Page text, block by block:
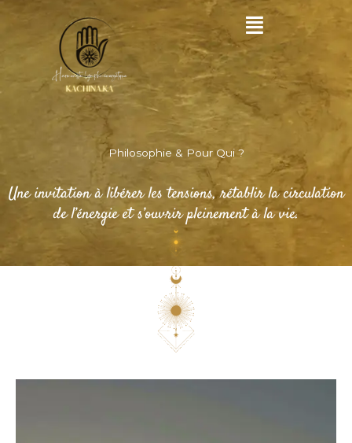
Philosophie & Pour Qui ?
Une invitation à libérer les tensions, rétablir la circulation
de l’énergie et s’ouvrir pleinement à la vie.